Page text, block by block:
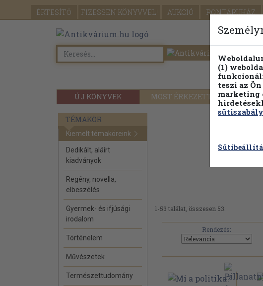
ÉRTESÍTŐ FIZESSEN KÖNYVVEL! AUKCIÓ PONTÁRUHÁZ
ÚJ KÖNYVEK MOST ÉRKEZETT
TÉMAKÖR
Kiemelt témaköreink
Dedikált, aláírt
kiadványok
Regény, novella,
elbeszélés
Gyermek- és ifjúsági
irodalom
Történelem
Művészetek
Természettudomány
1-53 találat, összesen 53.
Rendezés:
(1)
teszi az
marketing